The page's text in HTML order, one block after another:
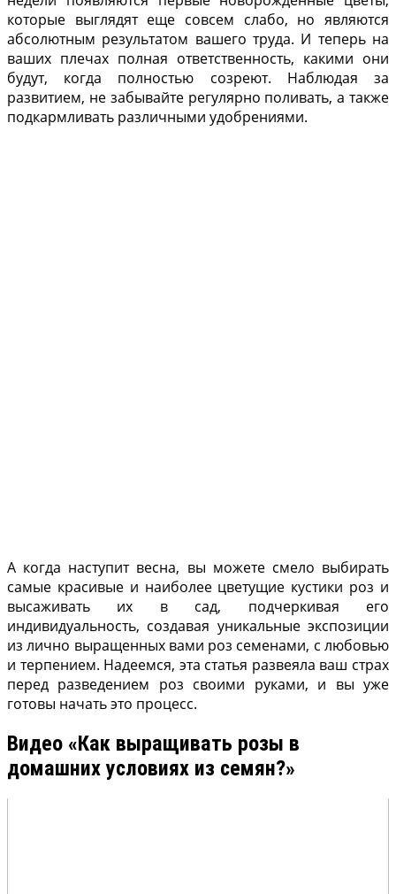
которые выглядят еще совсем слабо, но являются
абсолютным результатом вашего труда. И теперь на
ваших плечах полная ответственность, какими они
будут, когда полностью созреют. Наблюдая за
развитием, не забывайте регулярно поливать, а также
подкармливать различными удобрениями.
А когда наступит весна, вы можете смело выбирать
самые красивые и наиболее цветущие кустики роз и
высаживать их в сад, подчеркивая его
индивидуальность, создавая уникальные экспозиции
из лично выращенных вами роз семенами, с любовью
и терпением. Надеемся, эта статья развеяла ваш страх
перед разведением роз своими руками, и вы уже
готовы начать это процесс.
Видео «Как выращивать розы в
домашних условиях из семян?»